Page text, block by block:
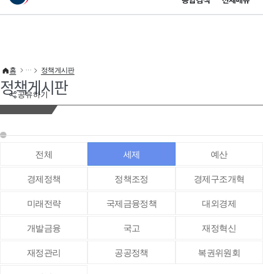
이 누리집은 대한민국 공식 전자정부 누리집입니다.
공유하기
홈 정책게시판
정책게시판
전체 세제 예산
경제정책 정책조정 경제구조개혁
미래전략 국제금융정책 대외경제
개발금융 국고 재정혁신
재정관리 공공정책 복권위원회